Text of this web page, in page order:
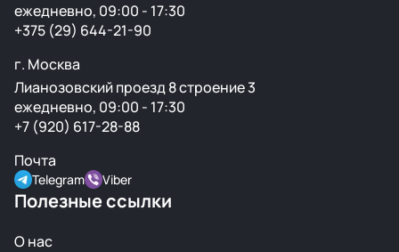
ежедневно, 09:00 - 17:30
+375 (29) 644-21-90
г. Москва
Лианозовский проезд 8 строение 3
ежедневно, 09:00 - 17:30
+7 (920) 617-28-88
Почта
Telegram Viber
Полезные ссылки
О нас